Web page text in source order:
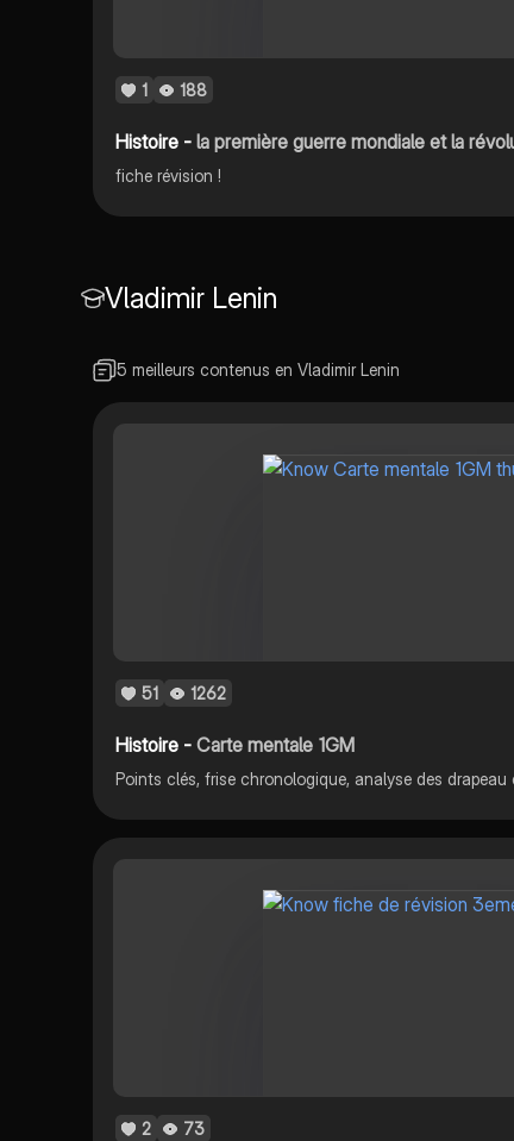
1 188
Histoire -la première guerre mondiale et la
fiche révision !
Vladimir Lenin
5 meilleurs contenus en Vladimir Lenin
51 1262
Histoire -Carte mentale 1GM
Points clés, frise chronologique, analyse des drapeau
2 73